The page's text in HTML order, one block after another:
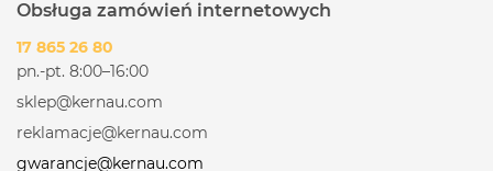
Obsługa zamówień internetowych
17 865 26 80
pn.-pt. 8:00–16:00
sklep@kernau.com
reklamacje@kernau.com
gwarancje@kernau.com